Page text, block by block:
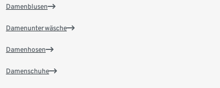
Damenblusen
Damenunterwäsche
Damenhosen
Damenschuhe